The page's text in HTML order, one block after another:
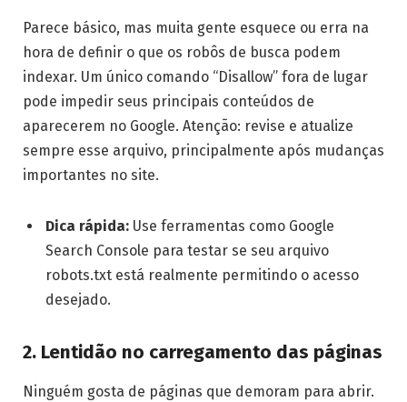
Parece básico, mas muita gente esquece ou erra na
hora de definir o que os robôs de busca podem
indexar. Um único comando “Disallow” fora de lugar
pode impedir seus principais conteúdos de
aparecerem no Google. Atenção: revise e atualize
sempre esse arquivo, principalmente após mudanças
importantes no site.
Dica rápida: Use ferramentas como Google
Search Console para testar se seu arquivo
robots.txt está realmente permitindo o acesso
desejado.
2. Lentidão no carregamento das páginas
Ninguém gosta de páginas que demoram para abrir.